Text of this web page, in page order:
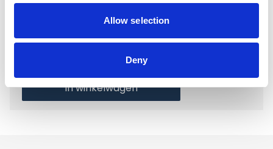
Allow selection
Deny
Gratis verzending vanaf €50,-
Verzending €5,95 Nederland
Verzending €7,95 België
In winkelwagen